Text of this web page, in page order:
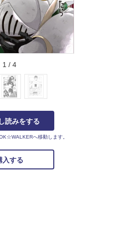
1 / 4
読みをする
へ移動します。
入する